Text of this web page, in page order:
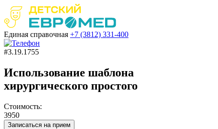
Единая справочная +7 (3812) 331-400
#3.19.1755
Использование шаблона
хирургического простого
Стоимость:
3950
Записаться на прием